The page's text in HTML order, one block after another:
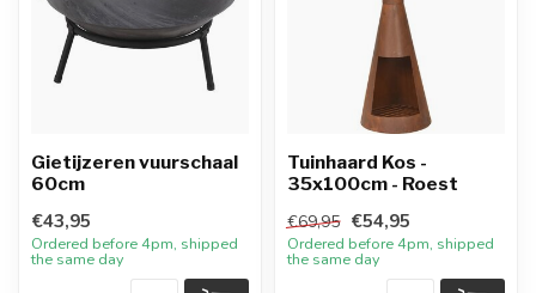
Gietijzeren vuurschaal
60cm
€43,95
Ordered before 4pm, shipped
the same day
Tuinhaard Kos -
35x100cm - Roest
€69,95 €54,95
Ordered before 4pm, shipped
the same day